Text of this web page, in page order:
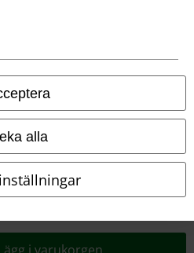
alla
i varukorgen
Villkor